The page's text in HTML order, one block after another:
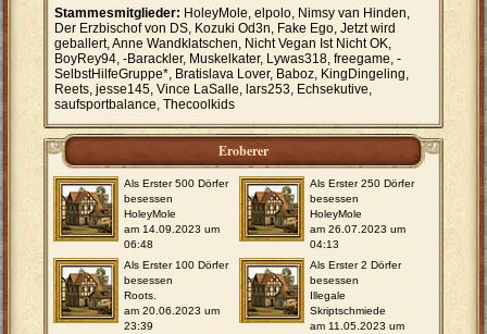
Stammesmitglieder: HoleyMole, elpolo, Nimsy van Hinden,
Der Erzbischof von DS, Kozuki Od3n, Fake Ego, Jetzt wird
geballert, Anne Wandklatschen, Nicht Vegan Ist Nicht OK,
BoyRey94, -Barackler, Muskelkater, Lywas318, freegame, -
SelbstHilfeGruppe*, Bratislava Lover, Baboz, KingDingeling,
Reets, jesse145, Vince LaSalle, lars253, Echsekutive,
saufsportbalance, Thecoolkids
Eroberer
Als Erster 500 Dörfer
besessen
HoleyMole
am 14.09.2023 um
06:48
Als Erster 250 Dörfer
besessen
HoleyMole
am 26.07.2023 um
04:13
Als Erster 100 Dörfer
besessen
Roots.
am 20.06.2023 um
23:39
Als Erster 2 Dörfer
besessen
Illegale
Skriptschmiede
am 11.05.2023 um